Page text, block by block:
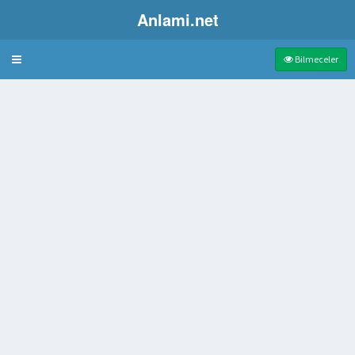
Anlami.net
Bulmaca Bilmeceler